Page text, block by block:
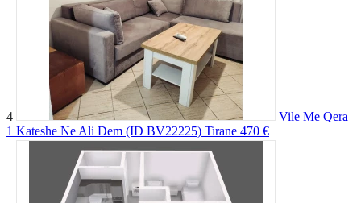
4
Vile Me Qera
1 Kateshe Ne Ali Dem (ID BV22225) Tirane 470 €